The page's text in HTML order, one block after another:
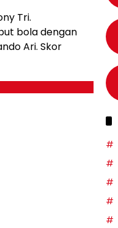
Tri.
bola dengan
Ari. Skor